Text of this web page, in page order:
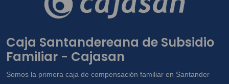
general para las demás finalidades
incorporadas en la Política de Tratamiento
www.cajasan.com, la cual declaro conocer
y saber que en esta se especifican cuáles
datos sensibles, y en especial para que
Caja Santandereana de Subsidio
Familiar - Cajasan
Somos la primera caja de compensación familiar en Santander